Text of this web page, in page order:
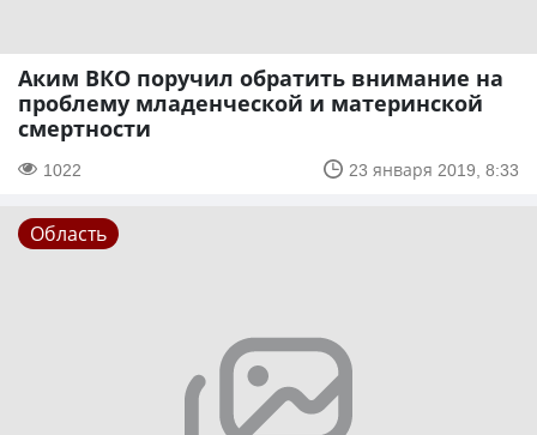
Аким ВКО поручил обратить внимание на
проблему младенческой и материнской
смертности
1022 23 января 2019, 8:33
Область